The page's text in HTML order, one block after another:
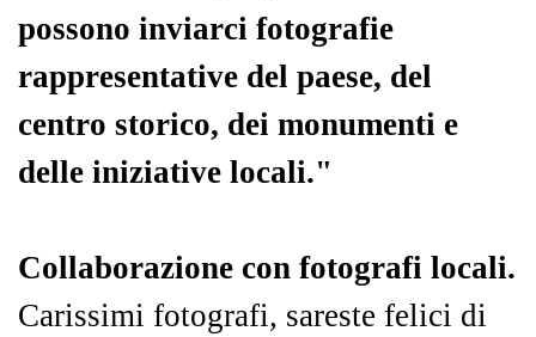
possono inviarci fotografie
rappresentative del paese, del
centro storico, dei monumenti e
delle iniziative locali."
Collaborazione con fotografi locali.
Carissimi fotografi, sareste felici di